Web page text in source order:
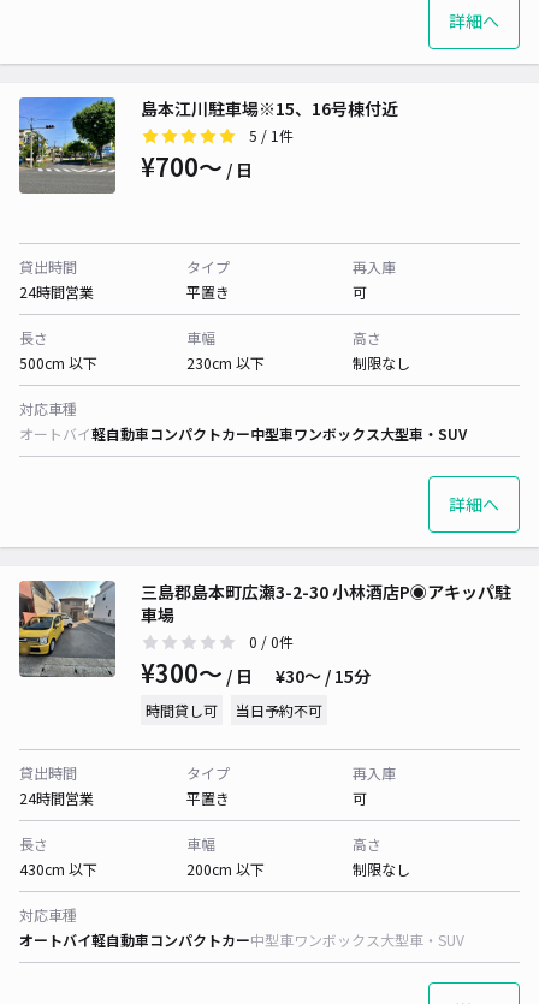
詳細へ
島本江川駐車場※15、16号棟付近
5 / 1件
¥700〜 / 日
貸出時間
24時間営業
タイプ
平置き
再入庫
可
長さ
500cm 以下
車幅
230cm 以下
高さ
制限なし
対応車種
オートバイ軽自動車コンパクトカー中型車ワンボックス大型車・SUV
詳細へ
三島郡島本町広瀬3-2-30 小林酒店P◉アキッパ駐
車場
0 / 0件
¥300〜 / 日 ¥30〜 / 15分
時間貸し可 当日予約不可
貸出時間
24時間営業
タイプ
平置き
再入庫
可
長さ
430cm 以下
車幅
200cm 以下
高さ
制限なし
対応車種
オートバイ軽自動車コンパクトカー中型車ワンボックス大型車・SUV